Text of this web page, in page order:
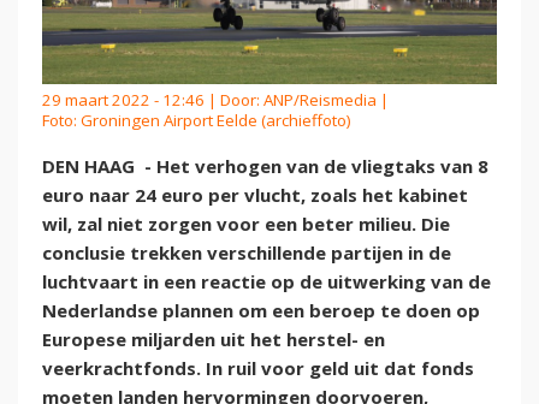
29 maart 2022 - 12:46 | Door: ANP/Reismedia |
Foto: Groningen Airport Eelde (archieffoto)
DEN HAAG - Het verhogen van de vliegtaks van 8
euro naar 24 euro per vlucht, zoals het kabinet
wil, zal niet zorgen voor een beter milieu. Die
conclusie trekken verschillende partijen in de
luchtvaart in een reactie op de uitwerking van de
Nederlandse plannen om een beroep te doen op
Europese miljarden uit het herstel- en
veerkrachtfonds. In ruil voor geld uit dat fonds
moeten landen hervormingen doorvoeren,